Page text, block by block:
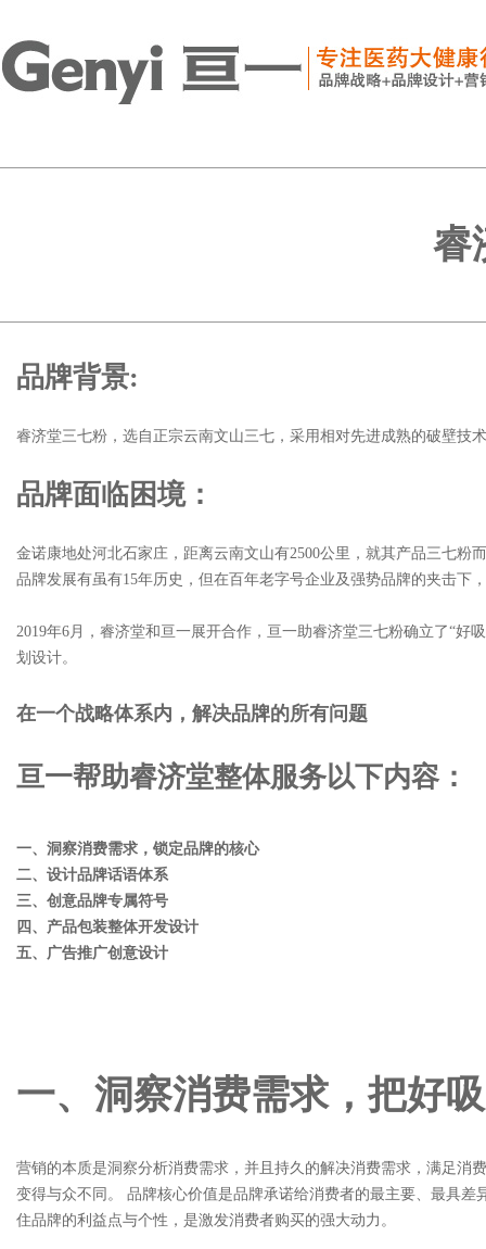
睿
品牌背景:
睿济堂三七粉，选自正宗云南文山三七，采用相对先进成熟的破壁技
品牌面临困境：
金诺康地处河北石家庄，距离云南文山有2500公里，就其产品三七粉
品牌发展有虽有15年历史，但在百年老字号企业及强势品牌的夹击
2019年6月，睿济堂和亘一展开合作，亘一助睿济堂三七粉确立了“
划设计。
在一个战略体系内，解决品牌的所有问题
亘一帮助睿济堂整体服务以下内容：
一、洞察消费需求，锁定品牌的核心
二、设计品牌话语体系
三、创意品牌专属符号
四、产品包装整体开发设计
五、广告推广创意设计
一、洞察消费需求，把好
营销的本质是洞察分析消费需求，并且持久的解决消费需求，满足消
变得与众不同。 品牌核心价值是品牌承诺给消费者的最主要、最具
住品牌的利益点与个性，是激发消费者购买的强大动力。